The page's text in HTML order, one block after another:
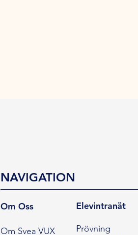
NAVIGATION
Om Oss
Om Svea VUX
Elevintranät
Prövning